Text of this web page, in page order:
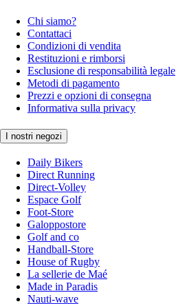
Chi siamo?
Contattaci
Condizioni di vendita
Restituzioni e rimborsi
Esclusione di responsabilità legale
Metodi di pagamento
Prezzi e opzioni di consegna
Informativa sulla privacy
I nostri negozi
Daily Bikers
Direct Running
Direct-Volley
Espace Golf
Foot-Store
Galoppostore
Golf and co
Handball-Store
House of Rugby
La sellerie de Maé
Made in Paradis
Nauti-wave